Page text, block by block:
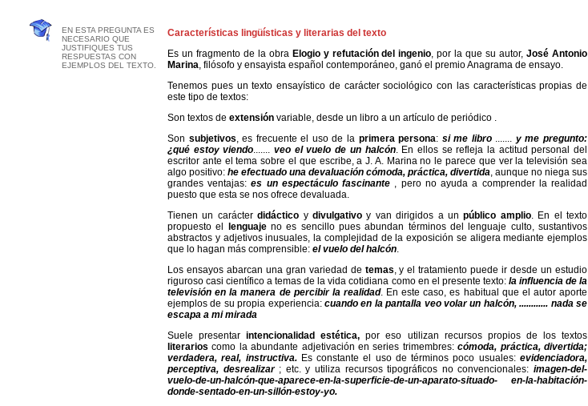
EN ESTA PREGUNTA ES
NECESARIO QUE
JUSTIFIQUES TUS
RESPUESTAS CON
EJEMPLOS DEL TEXTO.
Características lingüísticas y literarias del texto
Es un fragmento de la obra Elogio y refutación del ingenio, por la que su autor,José Antonio
Marina, filósofo y ensayista español contemporáneo, ganó el premio Anagrama de ensayo.
Tenemos pues un texto ensayístico de carácter sociológico con las características propias de
este tipo de textos:
Son textos de extensión variable, desde un libro a un artículo de periódico .
Son subjetivos, es frecuente el uso de la primera persona: si me libro ....... y me pregunto:
¿qué estoy viendo....... veo el vuelo de un halcón. En ellos se refleja la actitud personal del
escritor ante el tema sobre el que escribe, a J. A. Marina no le parece que ver la televisión sea
algo positivo: he efectuado una devaluación cómoda, práctica, divertida, aunque no niega sus
grandes ventajas:es un espectáculo fascinante , pero no ayuda a comprender la realidad
puesto que esta se nos ofrece devaluada.
Tienen un carácterdidáctico ydivulgativo y van dirigidos a unpúblico amplio. En el texto
propuesto el
lenguajeno es sencillo pues abundan términos del lenguaje culto, sustantivos
abstractos y adjetivos inusuales, la complejidad de la exposición se aligera mediante ejemplos
que lo hagan más comprensible: el vuelo del halcón.
Los ensayos abarcan una gran variedad de temas, y el tratamiento puede ir desde un estudio
riguroso casi científico a temas de la vida cotidiana como en el presente texto: la influencia de la
televisión en la manera de percibir la realidad. En este caso, es habitual que el autor aporte
ejemplos de su propia experiencia: cuando en la pantalla veo volar un halcón, ............ nada se
escapa a mi mirada
Suele presentarintencionalidad estética,por eso utilizan recursos propios de los textos
literarios como la abundante adjetivación en series trimembres:cómoda, práctica, divertida;
verdadera, real, instructiva. Es constante el uso de términos poco usuales:evidenciadora,
perceptiva, desrealizar; etc. y utiliza recursos tipográficos no convencionales:imagen-del-
vuelo-de-un-halcón-que-aparece-en-la-superficie-de-un-aparato-situado- en-la-habitación-
donde-sentado-en-un-sillón-estoy-yo.